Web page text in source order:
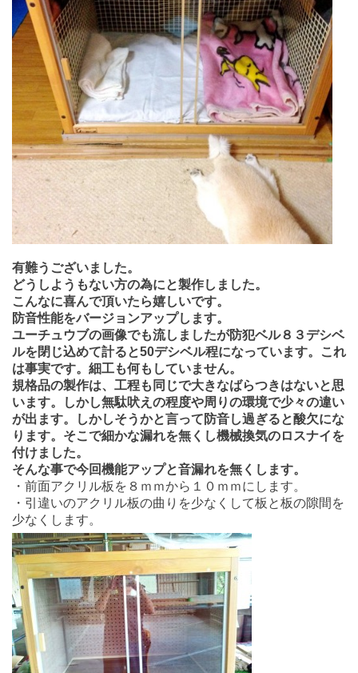
有難うございました。
どうしようもない方の為にと製作しました。
こんなに喜んで頂いたら嬉しいです。
防音性能をバージョンアップします。
ユーチュウブの画像でも流しましたが防犯ベル８３デシベ
ルを閉じ込めて計ると50デシベル程になっています。これ
は事実です。細工も何もしていません。
規格品の製作は、工程も同じで大きなばらつきはないと思
います。しかし無駄吠えの程度や周りの環境で少々の違い
が出ます。しかしそうかと言って防音し過ぎると酸欠にな
ります。そこで細かな漏れを無くし機械換気のロスナイを
付けました。
そんな事で今回機能アップと音漏れを無くします。
・前面アクリル板を８ｍｍから１０ｍｍにします。
・引違いのアクリル板の曲りを少なくして板と板の隙間を
少なくします。